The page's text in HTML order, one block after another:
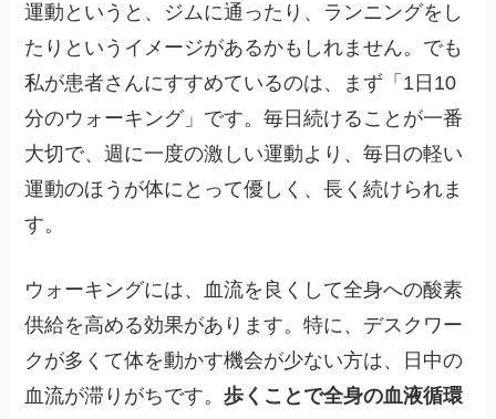
運動というと、ジムに通ったり、ランニングをし
たりというイメージがあるかもしれません。でも
私が患者さんにすすめているのは、まず「1日10
分のウォーキング」です。毎日続けることが一番
大切で、週に一度の激しい運動より、毎日の軽い
運動のほうが体にとって優しく、長く続けられま
す。
ウォーキングには、血流を良くして全身への酸素
供給を高める効果があります。特に、デスクワー
クが多くて体を動かす機会が少ない方は、日中の
血流が滞りがちです。歩くことで全身の血液循環